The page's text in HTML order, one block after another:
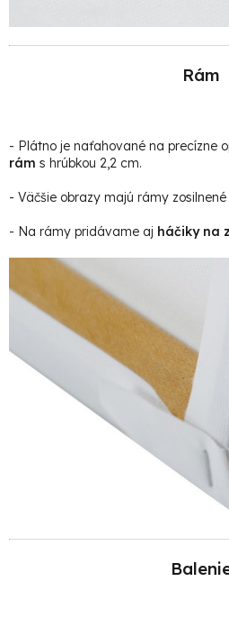
Rám
- Plátno je naťahované na precízne
rám s hrúbkou 2,2 cm.
- Väčšie obrazy majú rámy zosilnené
- Na rámy pridávame aj háčiky na